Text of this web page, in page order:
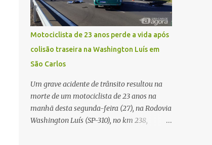
policial, o condutor estacionou o carro,
certificou-se de que todas as portas estavam
trancadas, permaneceu com a chave de
ignição e se ausentou do local por cerca de
dez minutos para buscar ajuda. Ao retornar,
constatou que o automóvel havia
imediações, mas não conseguiu localizar o
veículo. Conforme o boletim, um menino de
aproximadamente 10 anos relatou ter visto
a Spin passando pelo local fazendo um forte
Motociclista de 23 anos perde a vida após
colisão traseira na Washington Luís em
São Carlos
Um grave acidente de trânsito resultou na
morte de um motociclista de 23 anos na
manhã desta segunda-feira (27), na Rodovia
Washington Luís (SP-310), no km 238,